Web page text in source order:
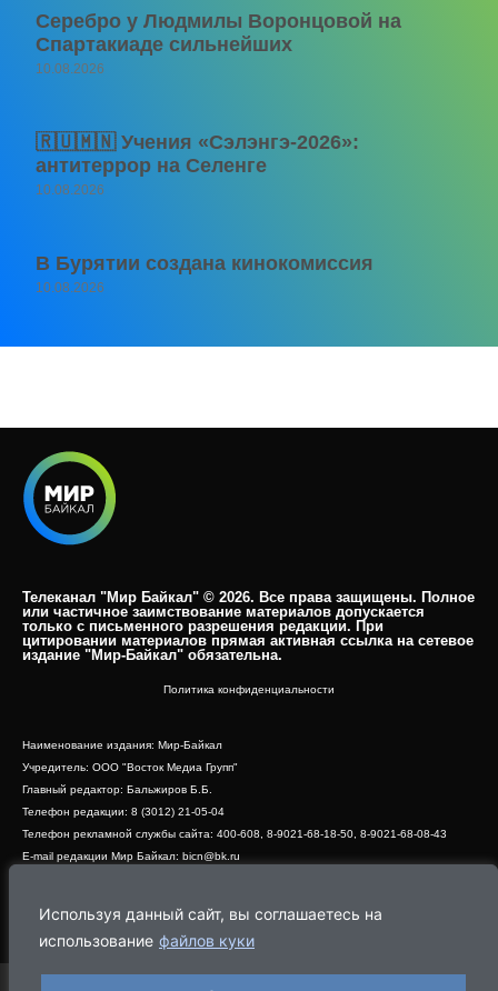
Используя данный сайт, вы соглашаетесь на
использование файлов куки
Серебро у Людмилы Воронцовой на
Спартакиаде сильнейших
10.08.2026
🇷🇺🇲🇳 Учения «Сэлэнгэ-2026»:
антитеррор на Селенге
10.08.2026
В Бурятии создана кинокомиссия
10.08.2026
Телеканал "Мир Байкал" © 2026. Все права защищены. Полное
или частичное заимствование материалов допускается
только с письменного разрешения редакции. При
цитировании материалов прямая активная ссылка на сетевое
издание "Мир-Байкал" обязательна.​
Политика конфиденциальности
Наименование издания: Мир-Байкал
Учредитель: ООО "Восток Медиа Групп"
Главный редактор: Бальжиров Б.Б.
Телефон редакции: 8 (3012) 21-05-04
Телефон рекламной службы сайта: 400-608, 8-9021-68-18-50, 8-9021-68-08-43
E-mail редакции Мир Байкал: bicn@bk.ru
Адрес редакции: 670000, г. Улан-Удэ, ул. Профсоюзная, дом 44, офис 1